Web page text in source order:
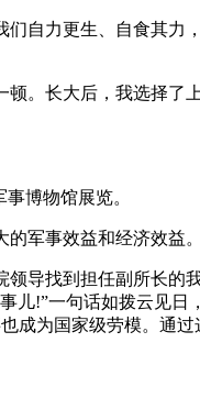
自力更生、自食其力
。长大后，我选择了
博物馆展览。
军事效益和经济效益。
导找到担任副所长的
儿!”一句话如拨云见日
成为国家级劳模。通